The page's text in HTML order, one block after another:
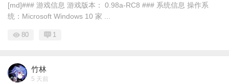
[md]### 游戏信息 游戏版本： 0.98a-RC8 ### 系统信息 操作系
统：Microsoft Windows 10 家 ...
80 1
竹林
5 天前